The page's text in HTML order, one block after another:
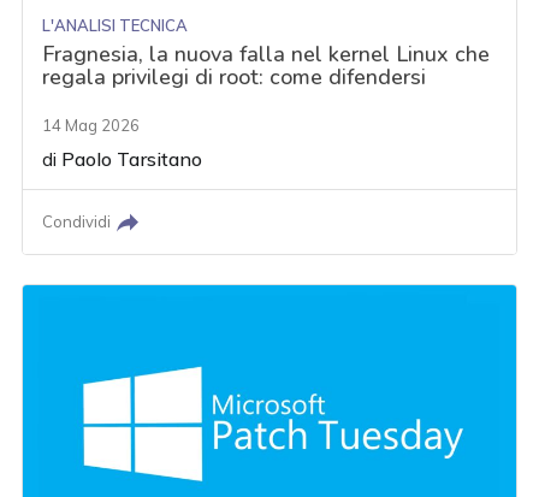
L'ANALISI TECNICA
Fragnesia, la nuova falla nel kernel Linux che
regala privilegi di root: come difendersi
14 Mag 2026
di Paolo Tarsitano
Condividi